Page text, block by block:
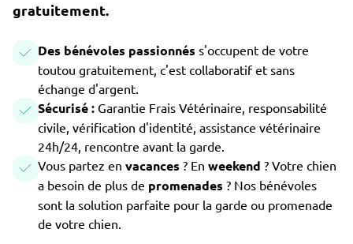
gratuitement.
Des bénévoles passionnés s'occupent de votre
toutou gratuitement, c'est collaboratif et sans
échange d'argent.
Sécurisé : Garantie Frais Vétérinaire, responsabilité
civile, vérification d'identité, assistance vétérinaire
24h/24, rencontre avant la garde.
Vous partez en vacances ? En weekend ? Votre chien
a besoin de plus de promenades ? Nos bénévoles
sont la solution parfaite pour la garde ou promenade
de votre chien.